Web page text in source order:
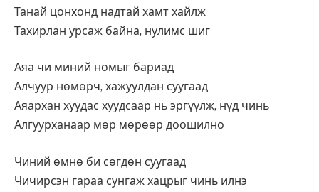
Танай цонхонд надтай хамт хайлж
Тахирлан урсаж байна, нулимс шиг
Аяа чи миний номыг бариад
Алчуур нөмөрч, хажуулдан суугаад
Аяархан хуудас хуудсаар нь эргүүлж, нүд чинь
Алгуурханаар мөр мөрөөр доошилно
Чиний өмнө би сөгдөн суугаад
Чичирсэн гараа сунгаж хацрыг чинь илнэ